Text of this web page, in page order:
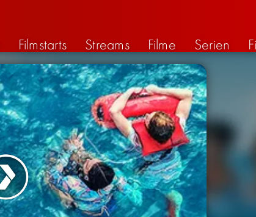
Filmstarts Streams Filme Serien